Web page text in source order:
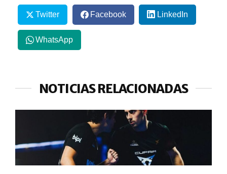
Twitter Facebook LinkedIn
WhatsApp
NOTICIAS RELACIONADAS